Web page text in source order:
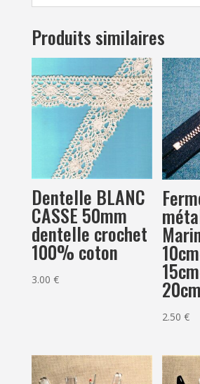
Produits similaires
Dentelle BLANC
CASSE 50mm
dentelle crochet
100% coton
3.00 €
2.50€